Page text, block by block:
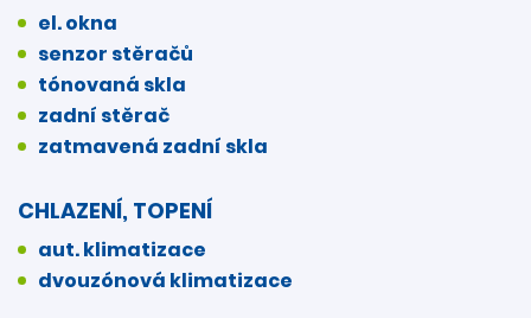
el. okna
senzor stěračů
tónovaná skla
zadní stěrač
zatmavená zadní skla
CHLAZENÍ, TOPENÍ
aut. klimatizace
dvouzónová klimatizace